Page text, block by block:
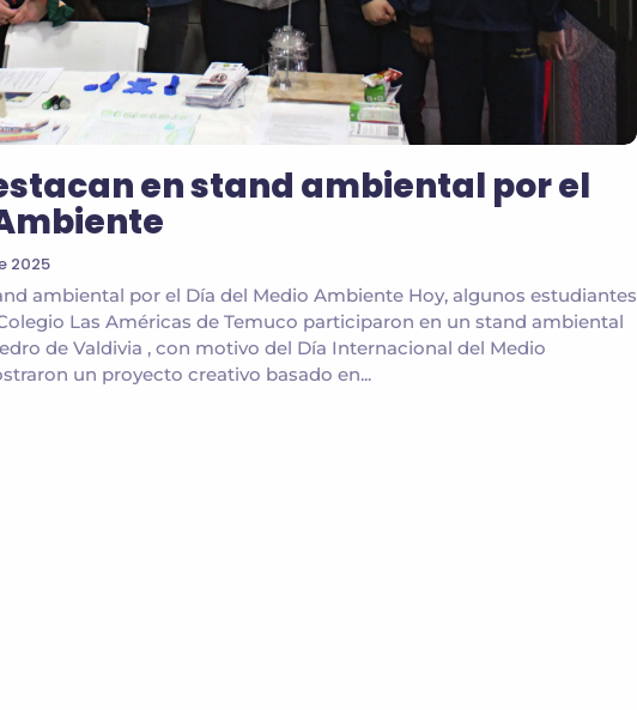
en stand ambiental por el
2025
ambiental por el Día del Medio Ambiente Hoy, algunos estudiantes
Las Américas de Temuco participaron en un stand ambiental
de Valdivia , con motivo del Día Internacional del Medio
un proyecto creativo basado en...